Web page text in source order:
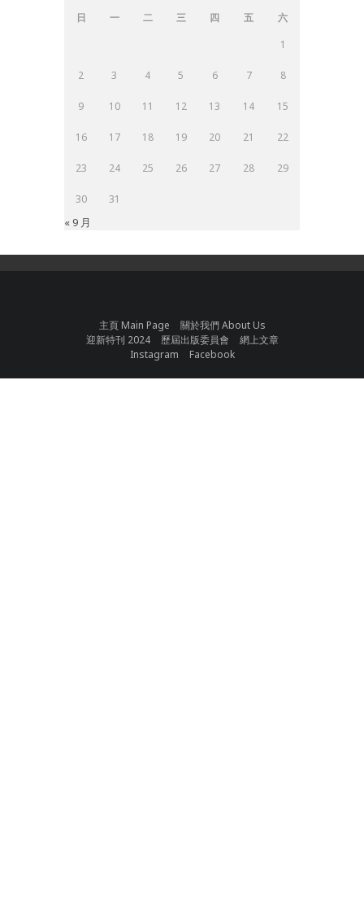
日 一 二 三 四 五
六
1
2 3 4 5 6 7 8
9 10 11 12 13 14 15
16 17 18 19 20 21 22
23 24 25 26 27 28 29
30 31
« 9 月
主頁 Main Page
關於我們 About Us
迎新特刊 2024
歷屆出版委員會
網上文章
Instagram
Facebook